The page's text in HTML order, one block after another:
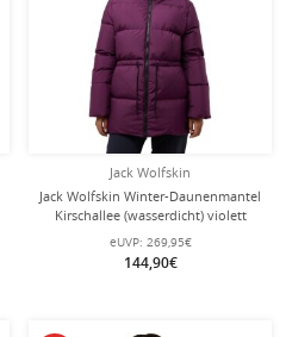
Jack Wolfskin
Jack Wolfskin Winter-Daunenmantel
Kirschallee (wasserdicht) violett
Damen
eUVP: 269,95€
144,90€